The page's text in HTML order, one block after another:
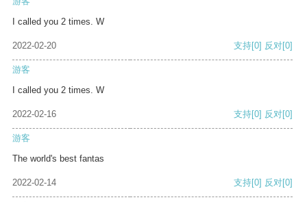
I called you 2 times. W
2022-02-20 支持[0] 反对[0]
游客
I called you 2 times. W
2022-02-16 支持[0] 反对[0]
游客
The world's best fantas
2022-02-14 支持[0] 反对[0]